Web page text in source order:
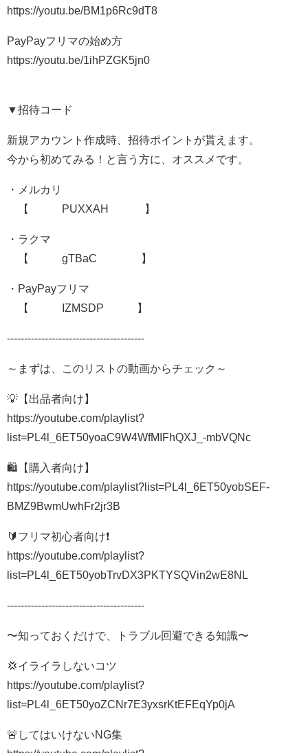
https://youtu.be/BM1p6Rc9dT8
PayPayフリマの始め方
https://youtu.be/1ihPZGK5jn0
▼招待コード
新規アカウント作成時、招待ポイントが貰えます。
今から初めてみる！と言う方に、オススメです。
・メルカリ
【 PUXXAH 】
・ラクマ
【 gTBaC 】
・PayPayフリマ
【 IZMSDP 】
----------------------------------------
～まずは、このリストの動画からチェック～
💡【出品者向け】
https://youtube.com/playlist?
list=PL4l_6ET50yoaC9W4WfMIFhQXJ_-mbVQNc
🛍【購入者向け】
https://youtube.com/playlist?list=PL4l_6ET50yobSEF-
BMZ9BwmUwhFr2jr3B
🔰フリマ初心者向け❗️
https://youtube.com/playlist?
list=PL4l_6ET50yobTrvDX3PKTYSQVin2wE8NL
----------------------------------------
〜知っておくだけで、トラブル回避できる知識〜
💢イライラしないコツ
https://youtube.com/playlist?
list=PL4l_6ET50yoZCNr7E3yxsrKtEFEqYp0jA
🚨してはいけないNG集